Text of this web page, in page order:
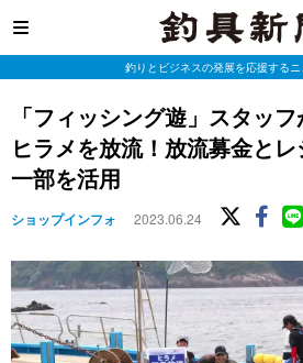
釣りとビジネスの発展を応援するニ
「フィッシング遊」スタッ
ヒラメを放流！放流募金と
一部を活用
ショップインフォ 2023.06.24